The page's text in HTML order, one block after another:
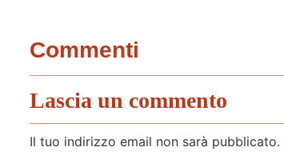
Commenti
Lascia un commento
Il tuo indirizzo email non sarà pubblicato.